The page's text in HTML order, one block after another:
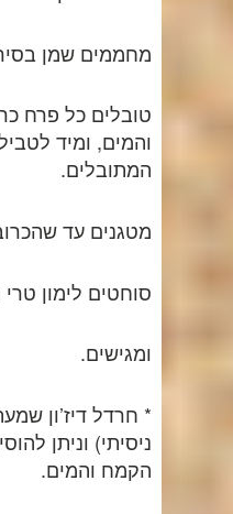
מחממים שמן בסיר
טובלים כל פרח
והמים, ומיד
המתובלים.
מטגנים עד
סוחטים לימון
ומגישים.
* חרדל דיז’ון
ניסיתי) וניתן
הקמח והמים.